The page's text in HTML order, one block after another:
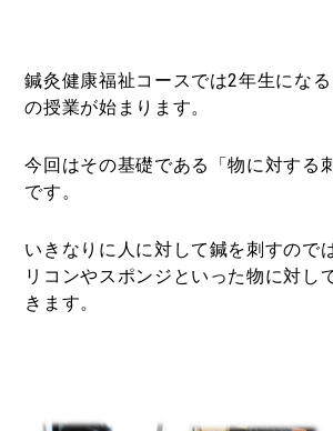
鍼灸健康福祉コースでは2年生にな
の授業が始まります。
今回はその基礎である「物に対する
です。
いきなりに人に対して鍼を刺すので
リコンやスポンジといった物に対し
きます。